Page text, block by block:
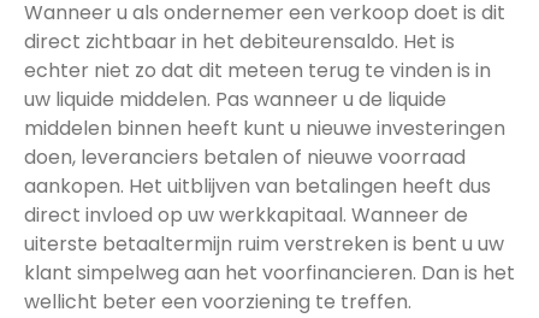
Wanneer u als ondernemer een verkoop doet is dit
direct zichtbaar in het debiteurensaldo. Het is
echter niet zo dat dit meteen terug te vinden is in
uw liquide middelen. Pas wanneer u de liquide
middelen binnen heeft kunt u nieuwe investeringen
doen, leveranciers betalen of nieuwe voorraad
aankopen. Het uitblijven van betalingen heeft dus
direct invloed op uw werkkapitaal. Wanneer de
uiterste betaaltermijn ruim verstreken is bent u uw
klant simpelweg aan het voorfinancieren. Dan is het
wellicht beter een voorziening te treffen.